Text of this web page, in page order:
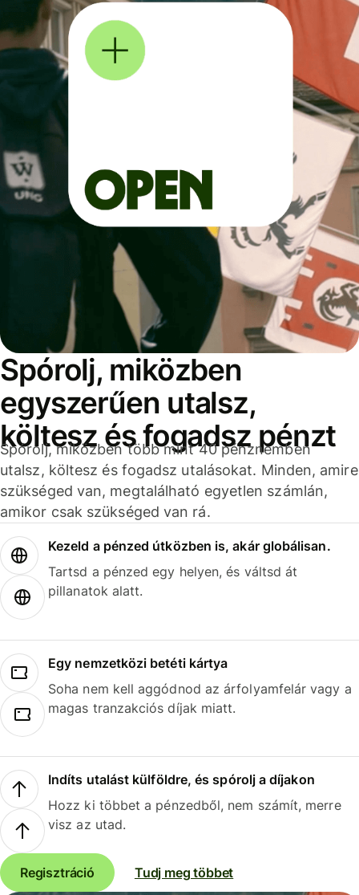
Spórolj, miközben
egyszerűen utalsz,
költesz és fogadsz pénzt
Spórolj, miközben több mint 40 pénznemben
utalsz, költesz és fogadsz utalásokat. Minden, amire
szükséged van, megtalálható egyetlen számlán,
amikor csak szükséged van rá.
Kezeld a pénzed útközben is, akár globálisan.
Tartsd a pénzed egy helyen, és váltsd át
pillanatok alatt.
Egy nemzetközi betéti kártya
Soha nem kell aggódnod az árfolyamfelár vagy a
magas tranzakciós díjak miatt.
Indíts utalást külföldre, és spórolj a díjakon
Hozz ki többet a pénzedből, nem számít, merre
visz az utad.
Regisztráció Tudj meg többet